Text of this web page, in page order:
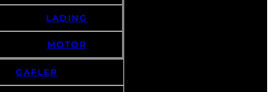
LADING
MOTOR
GAFLER